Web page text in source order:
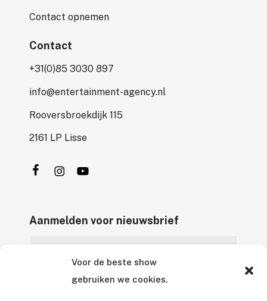
Voor de beste show
gebruiken we cookies.
Contact opnemen
Contact
+31(0)85 3030 897
info@entertainment-agency.nl
Rooversbroekdijk 115
2161 LP Lisse
Aanmelden voor nieuwsbrief